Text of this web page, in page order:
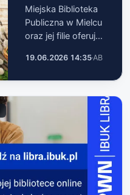
Miejska Biblioteka
Publiczna w Mielcu
oraz jej filie oferują
grup wiekowych.
dzieci, młodzieży i
Biblioteka Główna
przy ul. Kuso…
19.06.2026 14:35·AB